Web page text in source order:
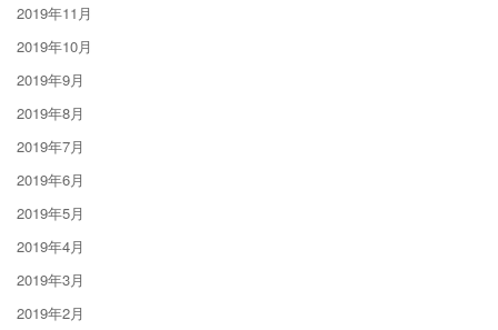
2019年11月
2019年10月
2019年9月
2019年8月
2019年7月
2019年6月
2019年5月
2019年4月
2019年3月
2019年2月